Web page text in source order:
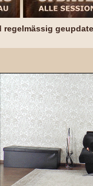
regelmässig